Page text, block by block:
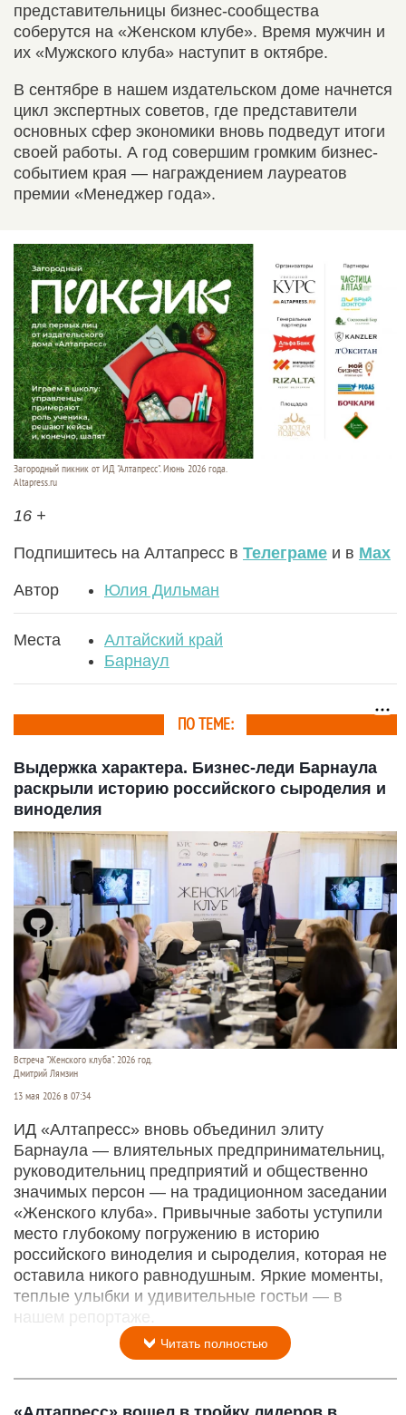
представительницы бизнес-сообщества
соберутся на «Женском клубе». Время мужчин и
их «Мужского клуба» наступит в октябре.
В сентябре в нашем издательском доме начнется
цикл экспертных советов, где представители
основных сфер экономики вновь подведут итоги
своей работы. А год совершим громким бизнес-
событием края — награждением лауреатов
премии «Менеджер года».
Загородный пикник от ИД "Алтапресс". Июнь 2026 года.
Altapress.ru
16 +
Подпишитесь на Алтапресс в Телеграме и в Max
Автор Юлия Дильман
Места
Алтайский край
Барнаул
ПО ТЕМЕ:
Выдержка характера. Бизнес-леди Барнаула
раскрыли историю российского сыроделия и
виноделия
Встреча "Женского клуба". 2026 год.
Дмитрий Лямзин
13 мая 2026 в 07:34
ИД «Алтапресс» вновь объединил элиту
Барнаула — влиятельных предпринимательниц,
руководительниц предприятий и общественно
значимых персон — на традиционном заседании
«Женского клуба». Привычные заботы уступили
место глубокому погружению в историю
российского виноделия и сыроделия, которая не
оставила никого равнодушным. Яркие моменты,
теплые улыбки и удивительные гостьи — в
нашем репортаже.
Читать полностью